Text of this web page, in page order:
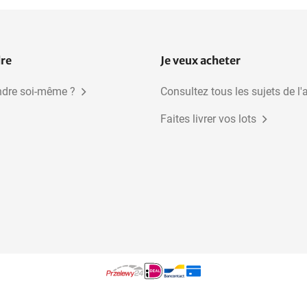
soi-même ?
Je veux acheter
Consultez tous les sujets de
Faites livrer vos lots